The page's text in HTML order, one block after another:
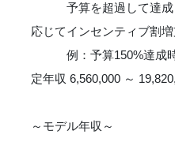
予算を超過して達成し
応じてインセンティブ割
例：予算150%達成時
定年収 6,560,000 ～
～モデル年収～